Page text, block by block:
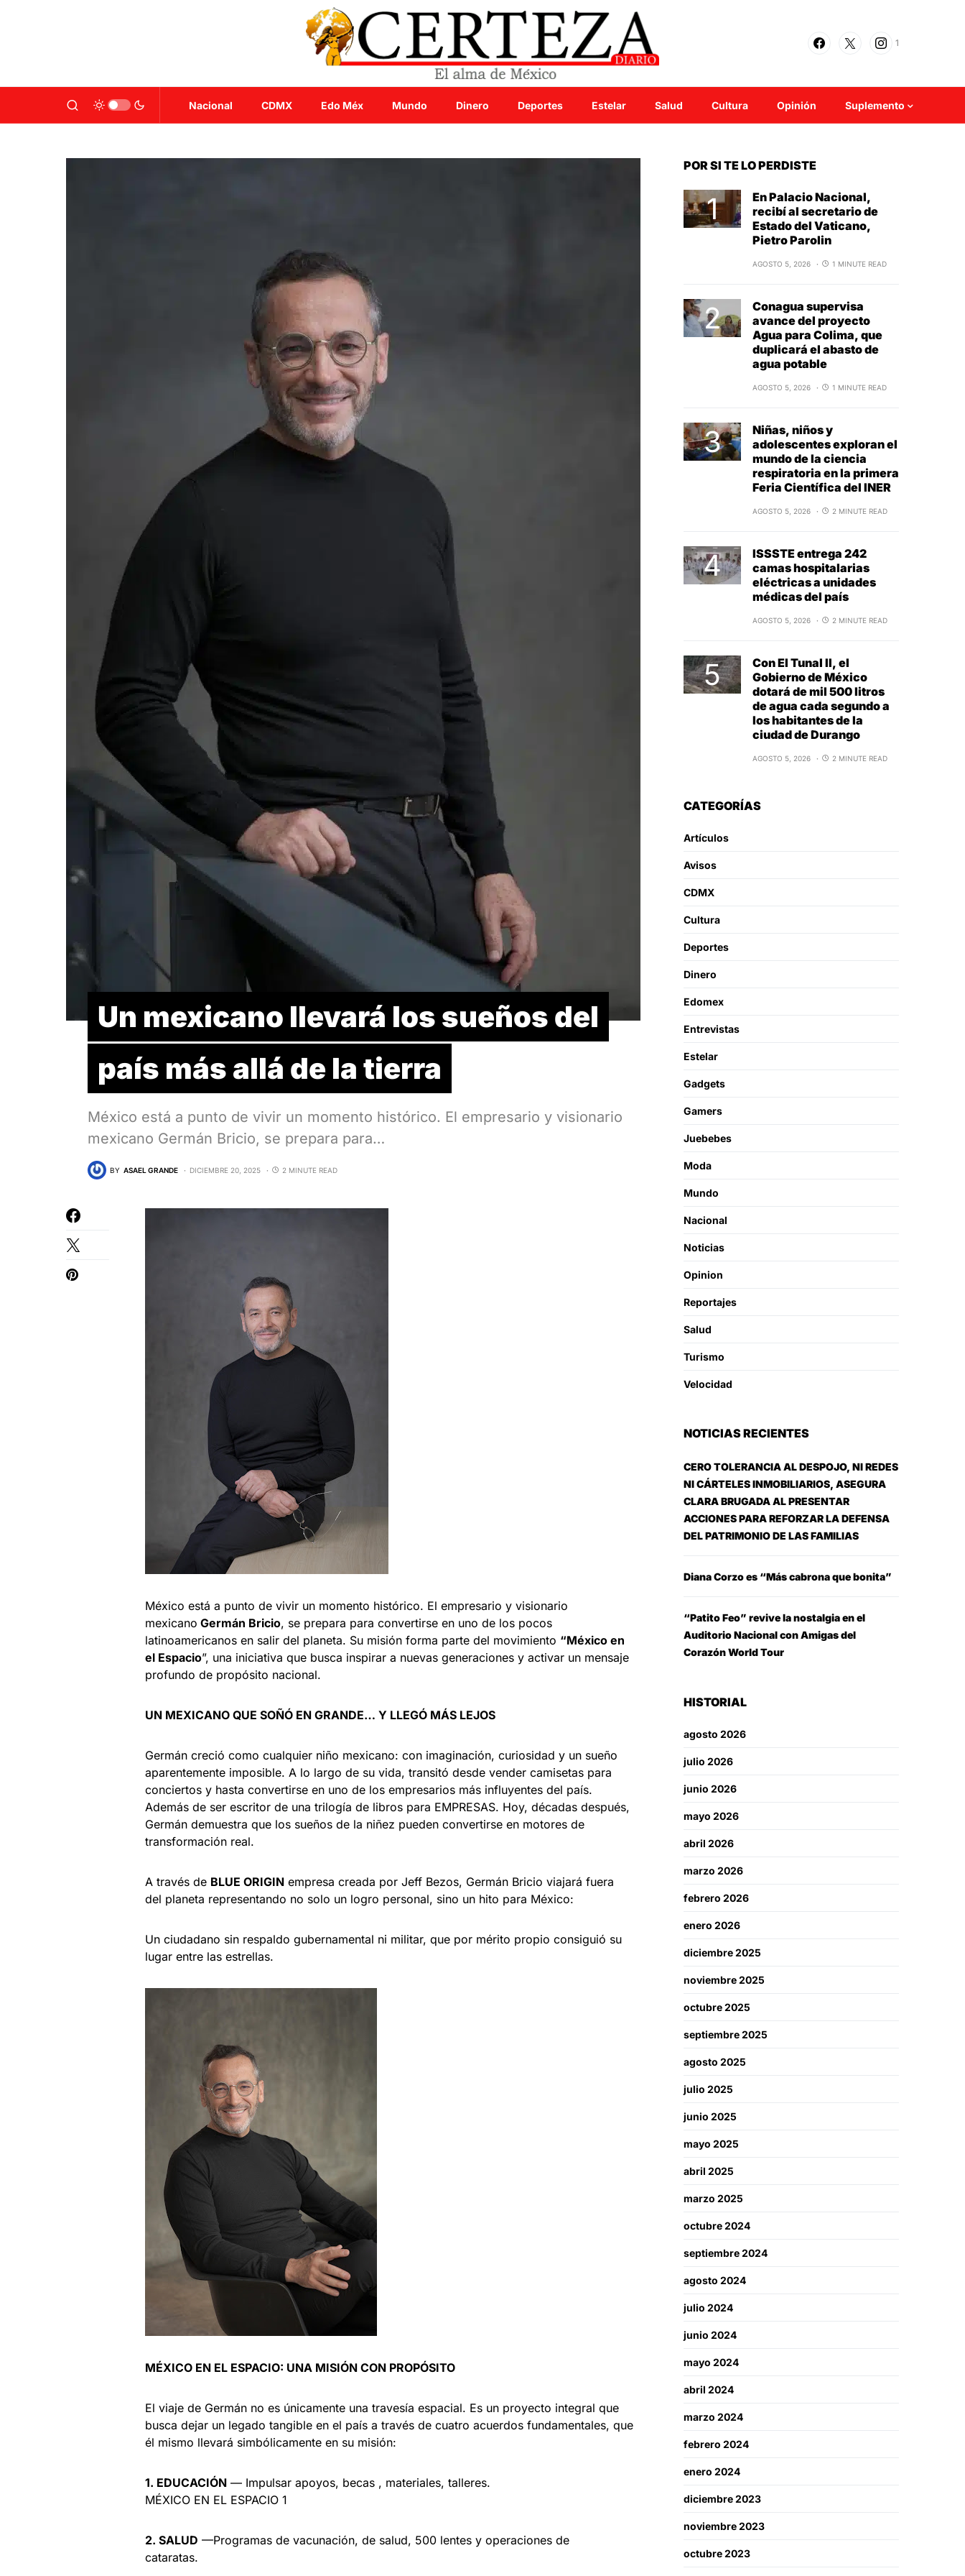
1
Nacional CDMX Edo Méx Mundo Dinero Deportes Estelar Salud Cultura Opinión Suplemento
Un mexicano llevará los sueños del
país más allá de la tierra
México está a punto de vivir un momento histórico. El empresario y visionario
mexicano Germán Bricio, se prepara para…
BY ASAEL GRANDE DICIEMBRE 20, 2025 2 MINUTE READ
México está a punto de vivir un momento histórico. El empresario y visionario
mexicano Germán Bricio, se prepara para convertirse en uno de los pocos
latinoamericanos en salir del planeta. Su misión forma parte del movimiento “México en
el Espacio”, una iniciativa que busca inspirar a nuevas generaciones y activar un mensaje
profundo de propósito nacional.
UN MEXICANO QUE SOÑÓ EN GRANDE… Y LLEGÓ MÁS LEJOS
Germán creció como cualquier niño mexicano: con imaginación, curiosidad y un sueño
aparentemente imposible. A lo largo de su vida, transitó desde vender camisetas para
conciertos y hasta convertirse en uno de los empresarios más influyentes del país.
Además de ser escritor de una trilogía de libros para EMPRESAS. Hoy, décadas después,
Germán demuestra que los sueños de la niñez pueden convertirse en motores de
transformación real.
A través de BLUE ORIGIN empresa creada por Jeff Bezos, Germán Bricio viajará fuera
del planeta representando no solo un logro personal, sino un hito para México:
Un ciudadano sin respaldo gubernamental ni militar, que por mérito propio consiguió su
lugar entre las estrellas.
MÉXICO EN EL ESPACIO: UNA MISIÓN CON PROPÓSITO
El viaje de Germán no es únicamente una travesía espacial. Es un proyecto integral que
busca dejar un legado tangible en el país a través de cuatro acuerdos fundamentales, que
él mismo llevará simbólicamente en su misión:
1. EDUCACIÓN — Impulsar apoyos, becas , materiales, talleres.
MÉXICO EN EL ESPACIO 1
2. SALUD —Programas de vacunación, de salud, 500 lentes y operaciones de
cataratas.
POR SI TE LO PERDISTE
En Palacio Nacional,
recibí al secretario de
Estado del Vaticano,
Pietro Parolin
AGOSTO 5, 2026 1 MINUTE READ
Conagua supervisa
avance del proyecto
Agua para Colima, que
duplicará el abasto de
agua potable
AGOSTO 5, 2026 1 MINUTE READ
Niñas, niños y
adolescentes exploran el
mundo de la ciencia
respiratoria en la primera
Feria Científica del INER
AGOSTO 5, 2026 2 MINUTE READ
ISSSTE entrega 242
camas hospitalarias
eléctricas a unidades
médicas del país
AGOSTO 5, 2026 2 MINUTE READ
Con El Tunal II, el
Gobierno de México
dotará de mil 500 litros
de agua cada segundo a
los habitantes de la
ciudad de Durango
AGOSTO 5, 2026 2 MINUTE READ
CATEGORÍAS
Artículos
Avisos
CDMX
Cultura
Deportes
Dinero
Edomex
Entrevistas
Estelar
Gadgets
Gamers
Juebebes
Moda
Mundo
Nacional
Noticias
Opinion
Reportajes
Salud
Turismo
Velocidad
NOTICIAS RECIENTES
CERO TOLERANCIA AL DESPOJO, NI REDES
NI CÁRTELES INMOBILIARIOS, ASEGURA
CLARA BRUGADA AL PRESENTAR
ACCIONES PARA REFORZAR LA DEFENSA
DEL PATRIMONIO DE LAS FAMILIAS
Diana Corzo es “Más cabrona que bonita”
“Patito Feo” revive la nostalgia en el
Auditorio Nacional con Amigas del
Corazón World Tour
HISTORIAL
agosto 2026
julio 2026
junio 2026
mayo 2026
abril 2026
marzo 2026
febrero 2026
enero 2026
diciembre 2025
noviembre 2025
octubre 2025
septiembre 2025
agosto 2025
julio 2025
junio 2025
mayo 2025
abril 2025
marzo 2025
octubre 2024
septiembre 2024
agosto 2024
julio 2024
junio 2024
mayo 2024
abril 2024
marzo 2024
febrero 2024
enero 2024
diciembre 2023
noviembre 2023
octubre 2023